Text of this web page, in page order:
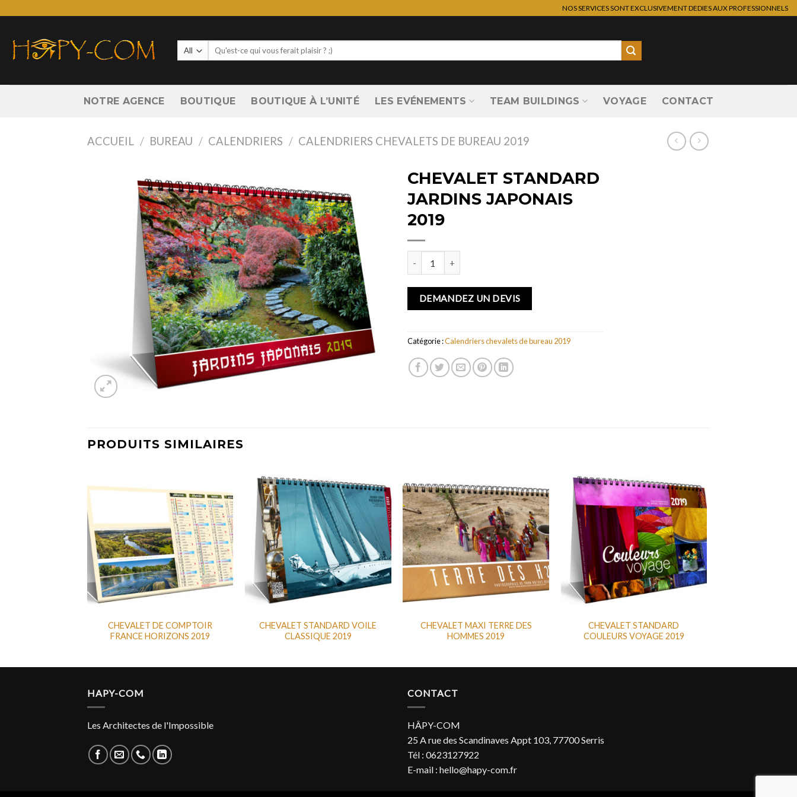
NOS SERVICES SONT EXCLUSIVEMENT DEDIES AUX PROFESSIONNELS
Recherche
pour :
NOTRE AGENCE BOUTIQUE BOUTIQUE À L’UNITÉ LES EVÉNEMENTS TEAM BUILDINGS VOYAGE CONTACT
ACCUEIL / BUREAU / CALENDRIERS / CALENDRIERS CHEVALETS DE BUREAU 2019
CHEVALET STANDARD
JARDINS JAPONAIS
2019
DEMANDEZ UN DEVIS
Catégorie :Calendriers chevalets de bureau 2019
PRODUITS SIMILAIRES
CHEVALET DE COMPTOIR
FRANCE HORIZONS 2019
CHEVALET STANDARD VOILE
CLASSIQUE 2019
CHEVALET MAXI TERRE DES
HOMMES 2019
CHEVALET STANDARD
COULEURS VOYAGE 2019
HAPY-COM
Les Architectes de l'Impossible
CONTACT
HÂPY-COM
25 A rue des Scandinaves Appt 103, 77700 Serris
Tél : 0623127922
E-mail : hello@hapy-com.fr